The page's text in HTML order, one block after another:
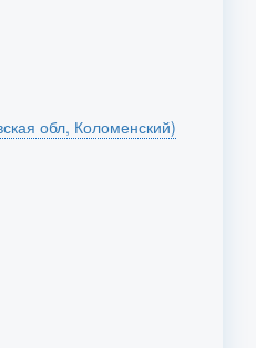
обл, Коломенский)